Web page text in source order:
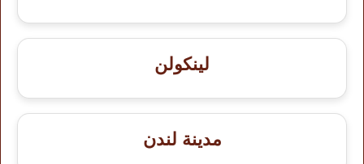
لينكولن
مدينة لندن